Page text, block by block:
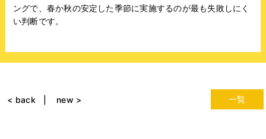
ングで、春か秋の安定した季節に実施するのが最も失敗しにく
い判断です。
一覧
< back new >